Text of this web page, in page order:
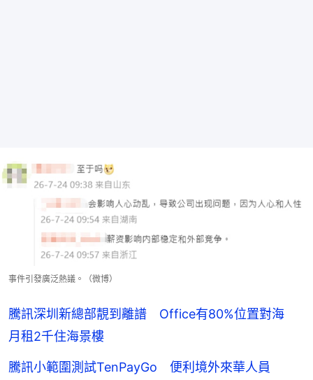
事件引發廣泛熱議。（微博）
騰訊深圳新總部靚到離譜 Office有80%位置對海
月租2千住海景樓
騰訊小範圍測試TenPayGo 便利境外來華人員